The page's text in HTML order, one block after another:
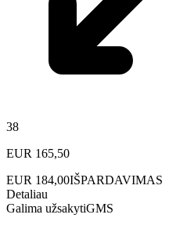
38
EUR 165,50
EUR 184,00IŠPARDAVIMAS
Detaliau
Galima užsakytiGMS